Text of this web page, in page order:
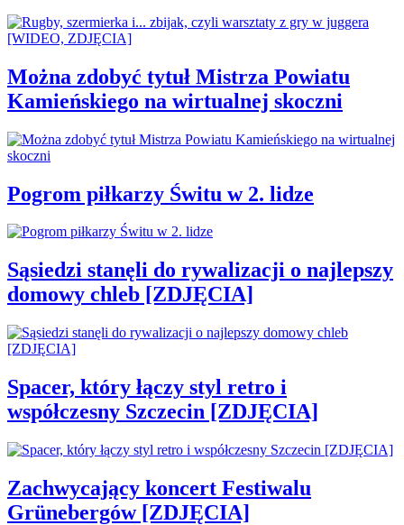
Można zdobyć tytuł Mistrza Powiatu
Kamieńskiego na wirtualnej skoczni
Pogrom piłkarzy Świtu w 2. lidze
Sąsiedzi stanęli do rywalizacji o najlepszy
domowy chleb [ZDJĘCIA]
Spacer, który łączy styl retro i
współczesny Szczecin [ZDJĘCIA]
Zachwycający koncert Festiwalu
Grünebergów [ZDJĘCIA]